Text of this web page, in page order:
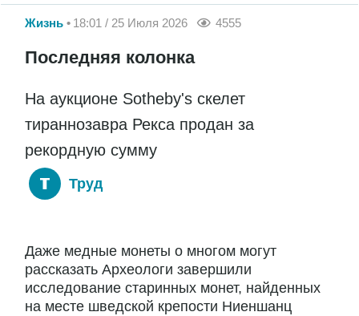
Жизнь 18:01 / 25 Июля 2026 4555
Последняя колонка
На аукционе Sotheby's скелет
тираннозавра Рекса продан за
рекордную сумму
Труд
Даже медные монеты о многом могут
рассказать Археологи завершили
исследование старинных монет, найденных
на месте шведской крепости Ниеншанц